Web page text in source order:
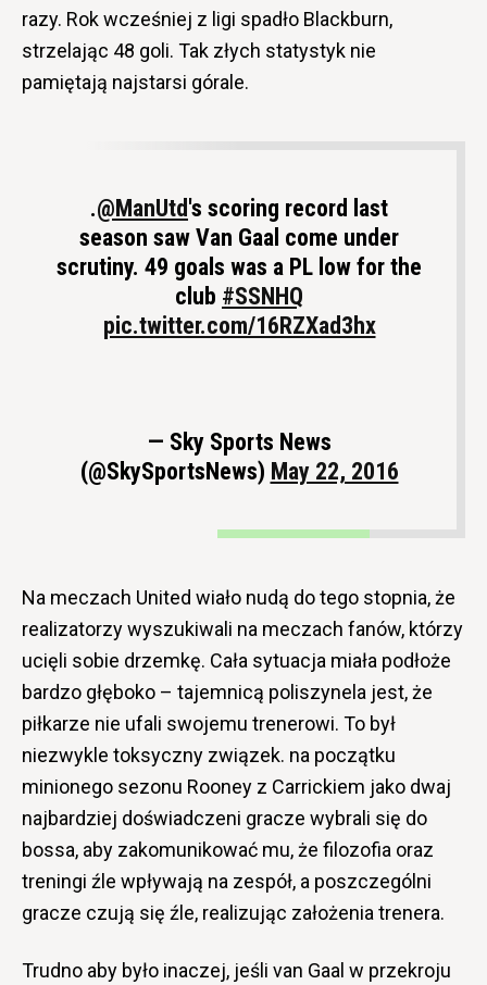
razy. Rok wcześniej z ligi spadło Blackburn,
strzelając 48 goli. Tak złych statystyk nie
pamiętają najstarsi górale.
.@ManUtd 's scoring record last
season saw Van Gaal come under
scrutiny. 49 goals was a PL low for the
club #SSNHQ
pic.twitter.com/16RZXad3hx
— Sky Sports News
(@SkySportsNews) May 22, 2016
Na meczach United wiało nudą do tego stopnia, że
realizatorzy wyszukiwali na meczach fanów, którzy
ucięli sobie drzemkę. Cała sytuacja miała podłoże
bardzo głęboko – tajemnicą poliszynela jest, że
piłkarze nie ufali swojemu trenerowi. To był
niezwykle toksyczny związek. na początku
minionego sezonu Rooney z Carrickiem jako dwaj
najbardziej doświadczeni gracze wybrali się do
bossa, aby zakomunikować mu, że filozofia oraz
treningi źle wpływają na zespół, a poszczególni
gracze czują się źle, realizując założenia trenera.
Trudno aby było inaczej, jeśli van Gaal w przekroju